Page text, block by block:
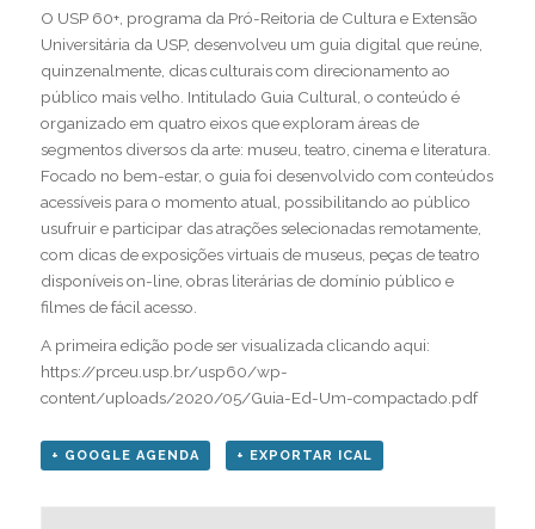
O USP 60+, programa da Pró-Reitoria de Cultura e Extensão
Universitária da USP, desenvolveu um guia digital que reúne,
quinzenalmente, dicas culturais com direcionamento ao
público mais velho. Intitulado Guia Cultural, o conteúdo é
organizado em quatro eixos que exploram áreas de
segmentos diversos da arte: museu, teatro, cinema e literatura.
Focado no bem-estar, o guia foi desenvolvido com conteúdos
acessíveis para o momento atual, possibilitando ao público
usufruir e participar das atrações selecionadas remotamente,
com dicas de exposições virtuais de museus, peças de teatro
disponíveis on-line, obras literárias de domínio público e
filmes de fácil acesso.
A primeira edição pode ser visualizada clicando aqui:
https://prceu.usp.br/usp60/wp-
content/uploads/2020/05/Guia-Ed-Um-compactado.pdf
+ GOOGLE AGENDA + EXPORTAR ICAL